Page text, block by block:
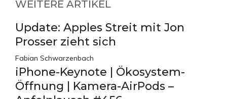
WEITERE ARTIKEL
Update: Apples Streit mit Jon
Prosser zieht sich
Fabian Schwarzenbach
iPhone-Keynote | Ökosystem-
Öffnung | Kamera-AirPods –